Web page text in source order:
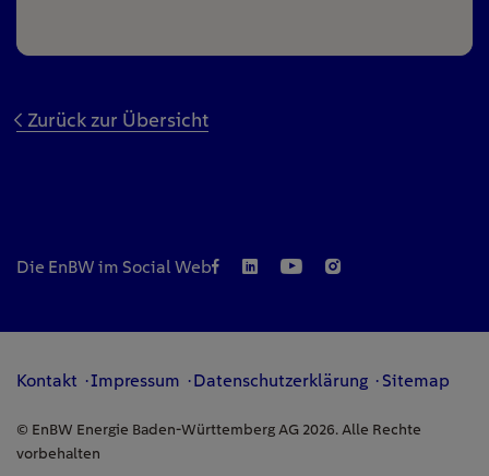
Zurück zur Übersicht
Die EnBW im Social Web
Kontakt Impressum Datenschutzerklärung Sitemap
© EnBW Energie Baden-Württemberg AG 2026. Alle Rechte
vorbehalten